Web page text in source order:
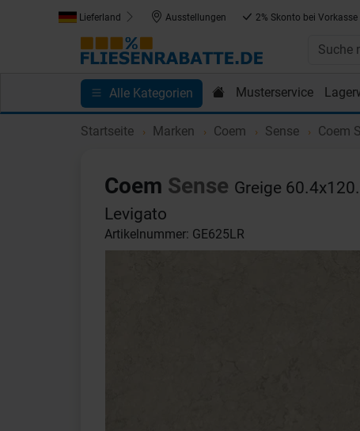
Lieferland Ausstellungen 2% Skonto bei
Alle Kategorien Musterservice
Kundenprojekte Blog Einkaufen bei
Startseite Marken Coem Sense Coem
Coem Sense Greige
Levigato
Artikelnummer: GE625LR